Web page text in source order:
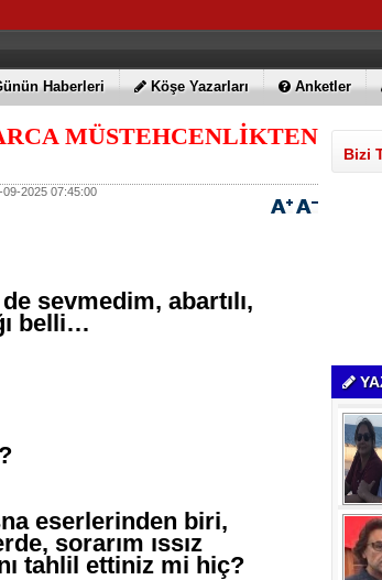
Haberleri Köşe Yazarları Anketler
MÜSTEHCENLİKTEN
09-2025 07:45:00
de sevmedim, abartılı,
belli…
eserlerinden biri,
sorarım ıssız
tahlil ettiniz mi hiç?
Bizi